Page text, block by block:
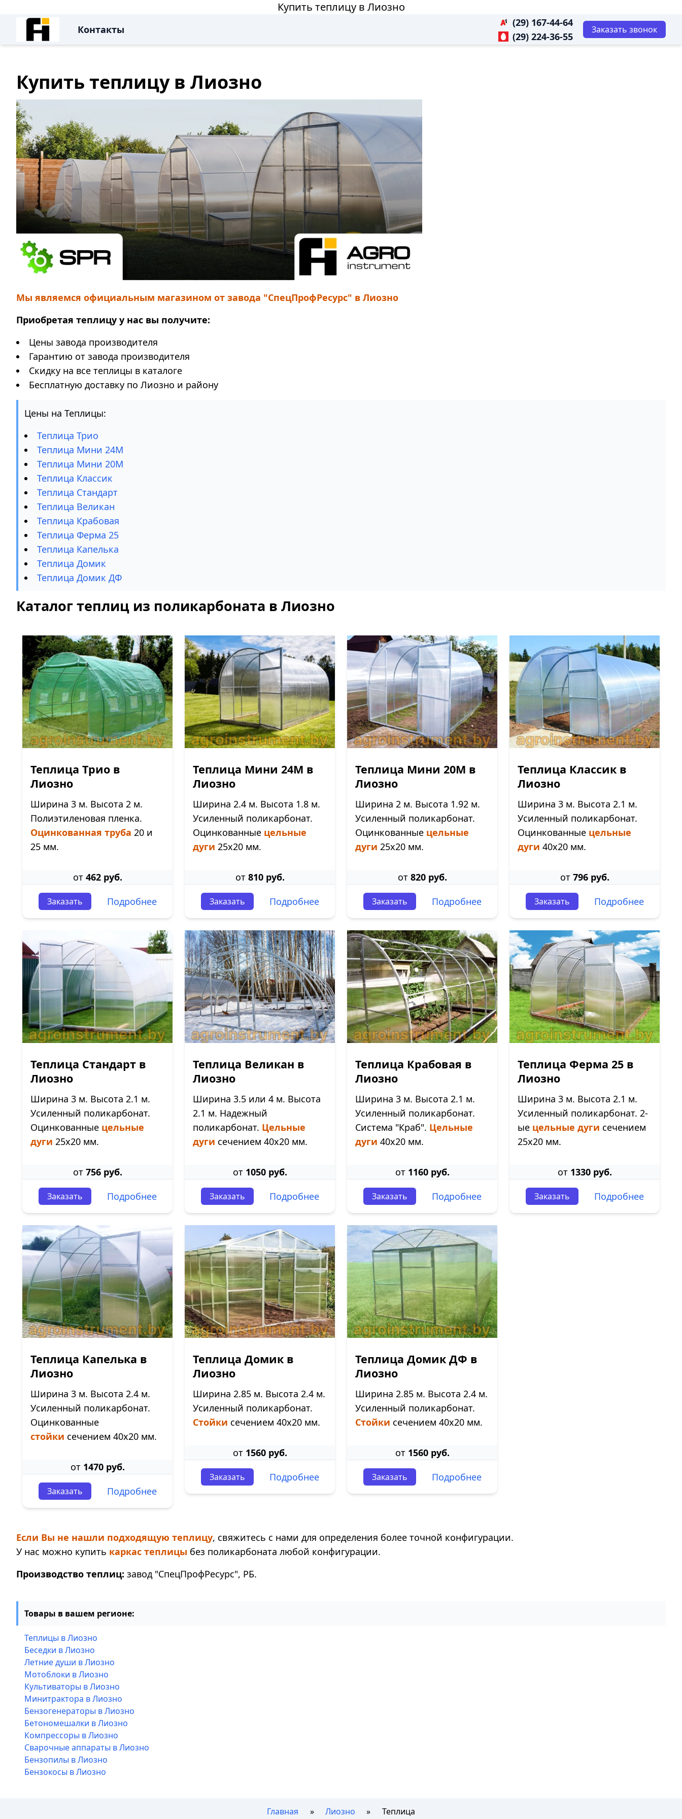
Купить теплицу в Лиозно
Контакты
(29) 167-44-64
(29) 224-36-55
Заказать звонок
Купить теплицу в Лиозно
Мы являемся официальным магазином от завода "СпецПрофРесурс" в Лиозно
Приобретая теплицу у нас вы получите:
Цены завода производителя
Гарантию от завода производителя
Скидку на все теплицы в каталоге
Бесплатную доставку по Лиозно и району
Цены на Теплицы:
Теплица Трио
Теплица Мини 24М
Теплица Мини 20М
Теплица Классик
Теплица Стандарт
Теплица Великан
Теплица Крабовая
Теплица Ферма 25
Теплица Капелька
Теплица Домик
Теплица Домик ДФ
Каталог теплиц из поликарбоната в Лиозно
Теплица Трио в
Лиозно
Ширина 3 м. Высота 2 м.
Полиэтиленовая пленка.
Оцинкованная труба 20 и
25 мм.
от 462 руб.
Заказать Подробнее
Теплица Мини 24М в
Лиозно
Ширина 2.4 м. Высота 1.8 м.
Усиленный поликарбонат.
Оцинкованные цельные
дуги 25х20 мм.
от 810 руб.
Заказать Подробнее
Теплица Мини 20М в
Лиозно
Ширина 2 м. Высота 1.92 м.
Усиленный поликарбонат.
Оцинкованные цельные
дуги 25х20 мм.
от 820 руб.
Заказать Подробнее
Теплица Классик в
Лиозно
Ширина 3 м. Высота 2.1 м.
Усиленный поликарбонат.
Оцинкованные цельные
дуги 40х20 мм.
от 796 руб.
Заказать Подробнее
Теплица Стандарт в
Лиозно
Ширина 3 м. Высота 2.1 м.
Усиленный поликарбонат.
Оцинкованные цельные
дуги 25х20 мм.
от 756 руб.
Заказать Подробнее
Теплица Великан в
Лиозно
Ширина 3.5 или 4 м. Высота
2.1 м. Надежный
поликарбонат. Цельные
дуги сечением 40х20 мм.
от 1050 руб.
Заказать Подробнее
Теплица Крабовая в
Лиозно
Ширина 3 м. Высота 2.1 м.
Усиленный поликарбонат.
Система "Краб". Цельные
дуги 40х20 мм.
от 1160 руб.
Заказать Подробнее
Теплица Ферма 25 в
Лиозно
Ширина 3 м. Высота 2.1 м.
Усиленный поликарбонат. 2-
ые цельные дуги сечением
25х20 мм.
от 1330 руб.
Заказать Подробнее
Теплица Капелька в
Лиозно
Ширина 3 м. Высота 2.4 м.
Усиленный поликарбонат.
Оцинкованные
стойки сечением 40х20 мм.
от 1470 руб.
Заказать Подробнее
Теплица Домик в
Лиозно
Ширина 2.85 м. Высота 2.4 м.
Усиленный поликарбонат.
Стойки сечением 40х20 мм.
от 1560 руб.
Заказать Подробнее
Теплица Домик ДФ в
Лиозно
Ширина 2.85 м. Высота 2.4 м.
Усиленный поликарбонат.
Стойки сечением 40х20 мм.
от 1560 руб.
Заказать Подробнее
Если Вы не нашли подходящую теплицу, свяжитесь с нами для определения более точной конфигурации.
У нас можно купить каркас теплицы без поликарбоната любой конфигурации.
Производство теплиц: завод "СпецПрофРесурс", РБ.
Товары в вашем регионе:
Теплицы в Лиозно
Беседки в Лиозно
Летние души в Лиозно
Мотоблоки в Лиозно
Культиваторы в Лиозно
Минитрактора в Лиозно
Бензогенераторы в Лиозно
Бетономешалки в Лиозно
Компрессоры в Лиозно
Сварочные аппараты в Лиозно
Бензопилы в Лиозно
Бензокосы в Лиозно
Главная Лиозно Теплица